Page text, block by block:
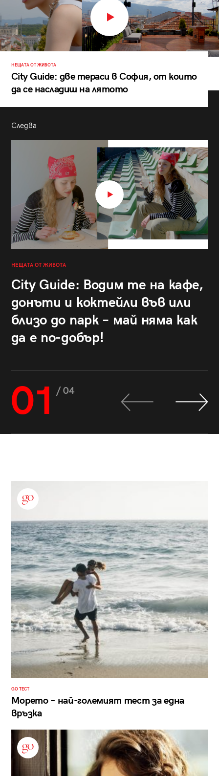
НЕЩАТА ОТ ЖИВОТА
City Guide: две тераси в София, от които
да се насладиш на лятото
Следва
НЕЩАТА ОТ ЖИВОТА
City Guide: Водим те на кафе,
донъти и коктейли във или
близо до парк – май няма как
да е по-добър!
01 / 04
GO ТЕСТ
Морето – най-големият тест за една
връзка